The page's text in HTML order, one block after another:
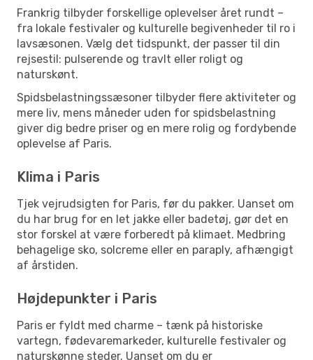
Frankrig tilbyder forskellige oplevelser året rundt –
fra lokale festivaler og kulturelle begivenheder til ro i
lavsæsonen. Vælg det tidspunkt, der passer til din
rejsestil: pulserende og travlt eller roligt og
naturskønt.
Spidsbelastningssæsoner tilbyder flere aktiviteter og
mere liv, mens måneder uden for spidsbelastning
giver dig bedre priser og en mere rolig og fordybende
oplevelse af Paris.
Klima i Paris
Tjek vejrudsigten for Paris, før du pakker. Uanset om
du har brug for en let jakke eller badetøj, gør det en
stor forskel at være forberedt på klimaet. Medbring
behagelige sko, solcreme eller en paraply, afhængigt
af årstiden.
Højdepunkter i Paris
Paris er fyldt med charme – tænk på historiske
vartegn, fødevaremarkeder, kulturelle festivaler og
naturskønne steder. Uanset om du er